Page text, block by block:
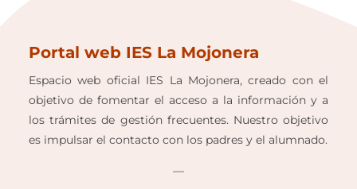
Portal web IES La Mojonera
Espacio web oficial IES La Mojonera, creado con el
objetivo de fomentar el acceso a la información y a
los trámites de gestión frecuentes. Nuestro objetivo
es impulsar el contacto con los padres y el alumnado.
—